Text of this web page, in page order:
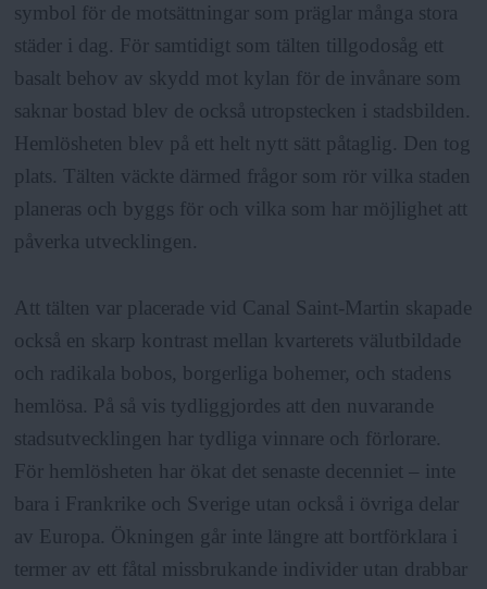
symbol för de motsättningar som präglar många stora
städer i dag. För samtidigt som tälten tillgodosåg ett
basalt behov av skydd mot kylan för de invånare som
saknar bostad blev de också utropstecken i stadsbilden.
Hemlösheten blev på ett helt nytt sätt påtaglig. Den tog
plats. Tälten väckte därmed frågor som rör vilka staden
planeras och byggs för och vilka som har möjlighet att
påverka utvecklingen.
Att tälten var placerade vid Canal Saint-Martin skapade
också en skarp kontrast mellan kvarterets välutbildade
och radikala bobos, borgerliga bohemer, och stadens
hemlösa. På så vis tydliggjordes att den nuvarande
stadsutvecklingen har tydliga vinnare och förlorare.
För hemlösheten har ökat det senaste decenniet – inte
bara i Frankrike och Sverige utan också i övriga delar
av Europa. Ökningen går inte längre att bortförklara i
termer av ett fåtal missbrukande individer utan drabbar